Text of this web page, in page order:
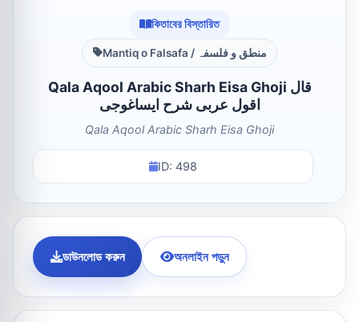
কিতাবের বিস্তারিত
Mantiq o Falsafa / منطق و فلسفہ
Qala Aqool Arabic Sharh Eisa Ghoji قال
اقول عربی شرح ایساغوجی
Qala Aqool Arabic Sharh Eisa Ghoji
ID: 498
ডাউনলোড করুন অনলাইন পড়ুন